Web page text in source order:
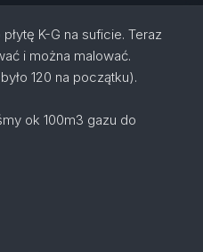
K-G na suficie. Teraz
i można malować.
120 na początku).
ok 100m3 gazu do